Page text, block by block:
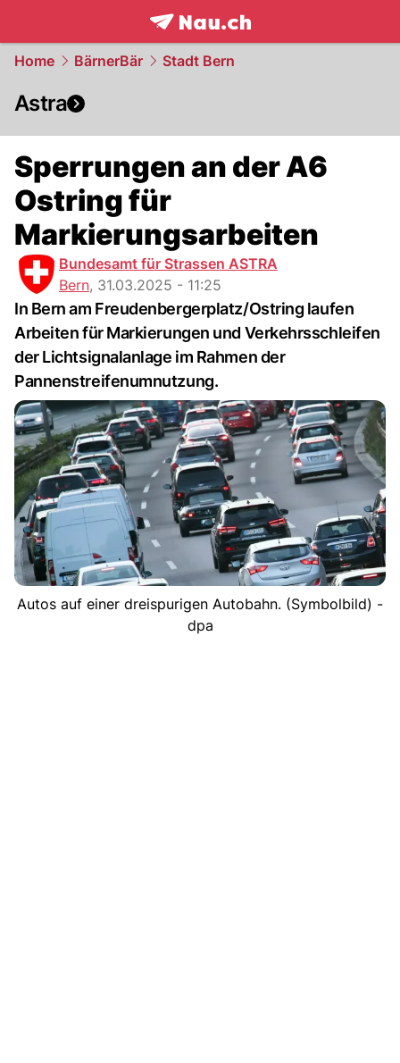
frontpage.NAU.ch
Home BärnerBär Stadt Bern
Astra
Sperrungen an der A6
Ostring für
Markierungsarbeiten
Bundesamt für Strassen ASTRA
Bern, 31.03.2025 - 11:25
In Bern am Freudenbergerplatz/Ostring laufen
Arbeiten für Markierungen und Verkehrsschleifen
der Lichtsignalanlage im Rahmen der
Pannenstreifenumnutzung.
Autos auf einer dreispurigen Autobahn. (Symbolbild) -
dpa